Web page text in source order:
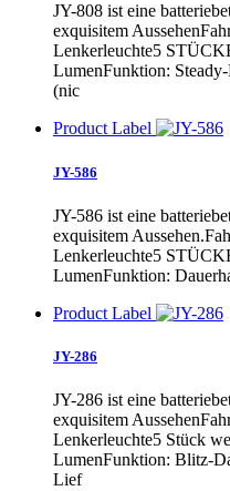
JY-808 ist eine
exquisitem
Lenkerleuchte5
LumenFunktion:
(nic
Product Label
JY-586
JY-586 ist eine
exquisitem
Lenkerleuchte5
LumenFunktion:
Product Label
JY-286
JY-286 ist eine
exquisitem
Lenkerleuchte5 Stück
LumenFunktion: Blitz-
Lief